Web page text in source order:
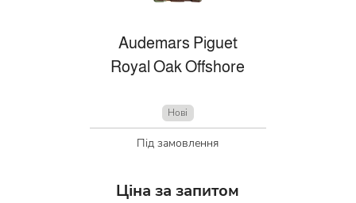
Audemars Piguet
Royal Oak Offshore
Нові
Під замовлення
Ціна за запитом